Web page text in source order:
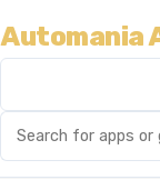
Automania